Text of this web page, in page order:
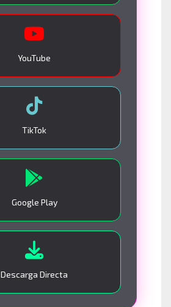
YouTube
TikTok
Google Play
Descarga Directa